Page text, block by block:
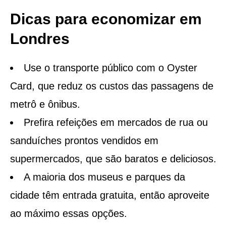
Dicas para economizar em
Londres
Use o transporte público com o Oyster
Card, que reduz os custos das passagens de
metrô e ônibus.
Prefira refeições em mercados de rua ou
sanduíches prontos vendidos em
supermercados, que são baratos e deliciosos.
A maioria dos museus e parques da
cidade têm entrada gratuita, então aproveite
ao máximo essas opções.